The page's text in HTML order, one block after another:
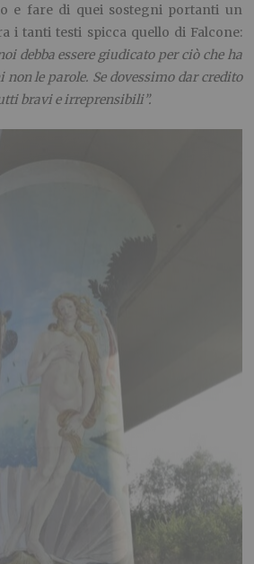
e fare di quei sostegni portanti un
i tanti testi spicca quello di Falcone:
debba essere giudicato per ciò che ha
le parole. Se dovessimo dar credito
bravi e irreprensibili”.